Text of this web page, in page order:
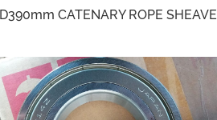
D390mm CATENARY ROPE SHEAVE